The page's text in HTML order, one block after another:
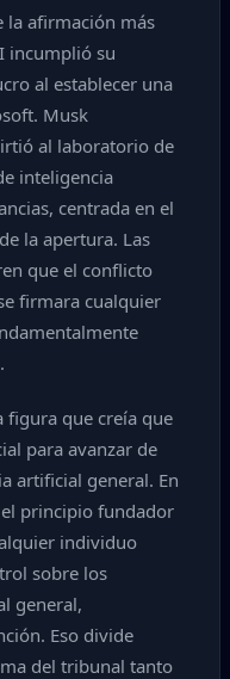
la afirmación más
incumplió su
al establecer una
Musk
al laboratorio de
inteligencia
centrada en el
la apertura. Las
que el conflicto
firmara cualquier
que creía que
para avanzar de
artificial general. En
principio fundador
individuo
sobre los
general,
Eso divide
del tribunal tanto